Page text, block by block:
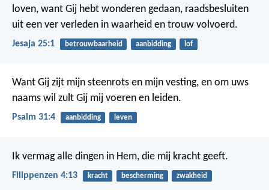
loven, want Gij hebt wonderen gedaan, raadsbesluiten
uit een ver verleden in waarheid en trouw volvoerd.
Jesaja 25:1 betrouwbaarheid aanbidding lof
Want Gij zijt mijn steenrots en mijn vesting, en om uws
naams wil zult Gij mij voeren en leiden.
Psalm 31:4 aanbidding leven
Ik vermag alle dingen in Hem, die mij kracht geeft.
Filippenzen 4:13 kracht bescherming zwakheid